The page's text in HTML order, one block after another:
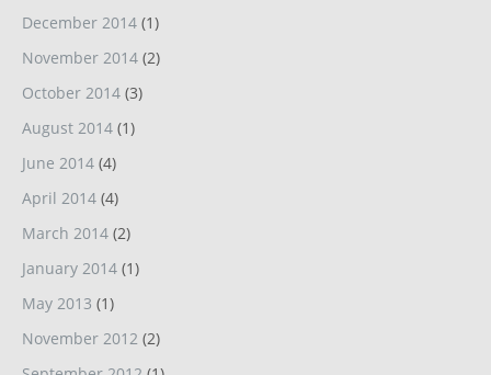
December 2014 (1)
November 2014 (2)
October 2014 (3)
August 2014 (1)
June 2014 (4)
April 2014 (4)
March 2014 (2)
January 2014 (1)
May 2013 (1)
November 2012 (2)